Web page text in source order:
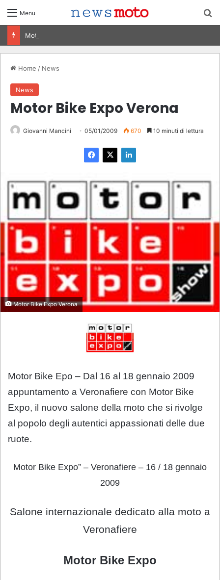
Menu
Home / News
News
Motor Bike Expo Verona
Giovanni Mancini 05/01/2009 670 10 minuti di lettura
Motor Bike Expo Verona
Motor Bike Epo – Dal 16 al 18 gennaio 2009
appuntamento a Veronafiere con Motor Bike
Expo, il nuovo salone della moto che si rivolge
al popolo degli autentici appassionati delle due
ruote.
Motor Bike Expo” – Veronafiere – 16 / 18 gennaio
2009
Salone internazionale dedicato alla moto a
Veronafiere
Motor Bike Expo